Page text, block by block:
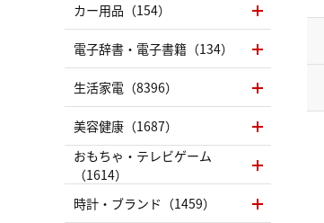
カー用品（154）
電子辞書・電子書籍（134）
生活家電（8396）
美容健康（1687）
おもちゃ・テレビゲーム
（1614）
時計・ブランド（1459）